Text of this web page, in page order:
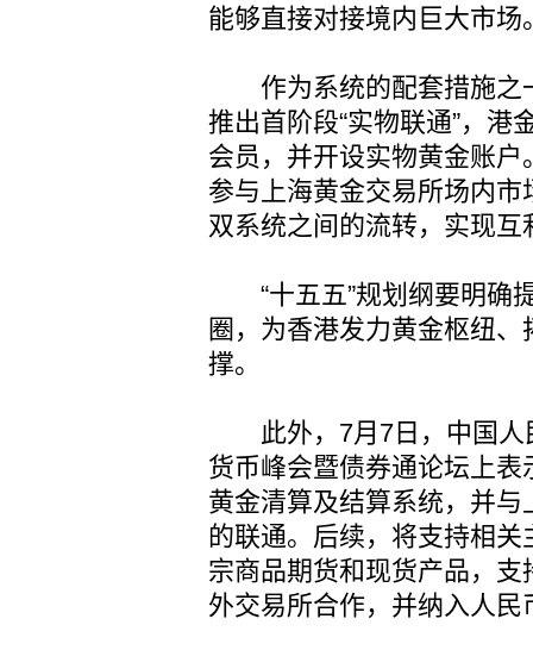
能够直接对接境内巨大市场
作为系统的配套措施之
推出首阶段“实物联通”，港
会员，并开设实物黄金账
参与上海黄金交易所场内
双系统之间的流转，实现互
“十五五”规划纲要明确
圈，为香港发力黄金枢纽
撑。
此外，7月7日，中国人
货币峰会暨债券通论坛上
黄金清算及结算系统，并
的联通。后续，将支持相
宗商品期货和现货产品，
外交易所合作，并纳入人民